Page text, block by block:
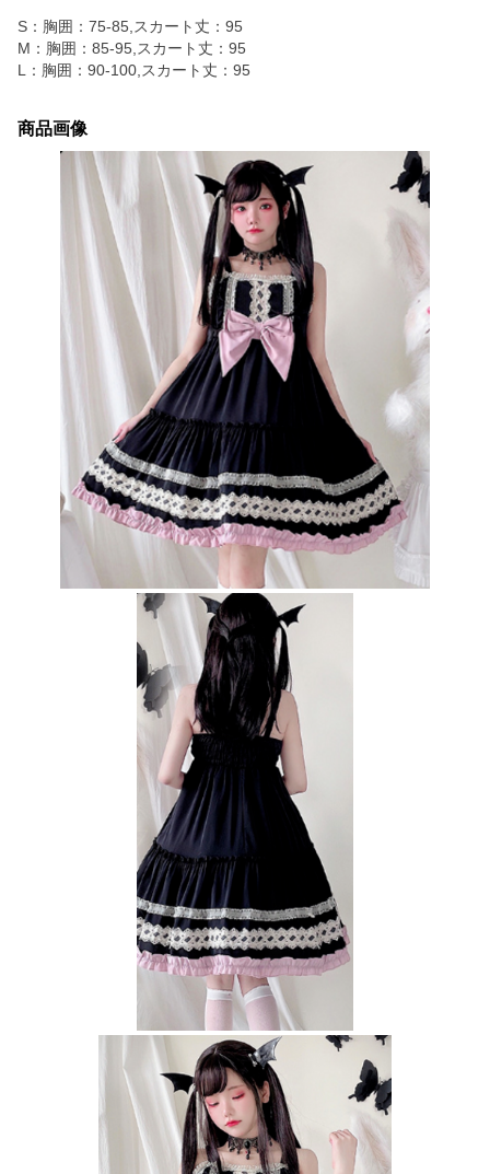
S：胸囲：75-85,スカート丈：95
M：胸囲：85-95,スカート丈：95
L：胸囲：90-100,スカート丈：95
商品画像